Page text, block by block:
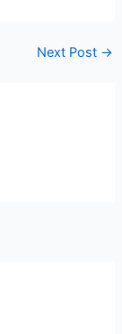
Next Post →